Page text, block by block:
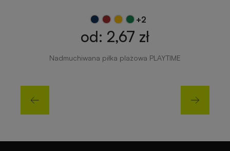
+2
od: 2,67 zł
Nadmuchiwana piłka plażowa PLAYTIME